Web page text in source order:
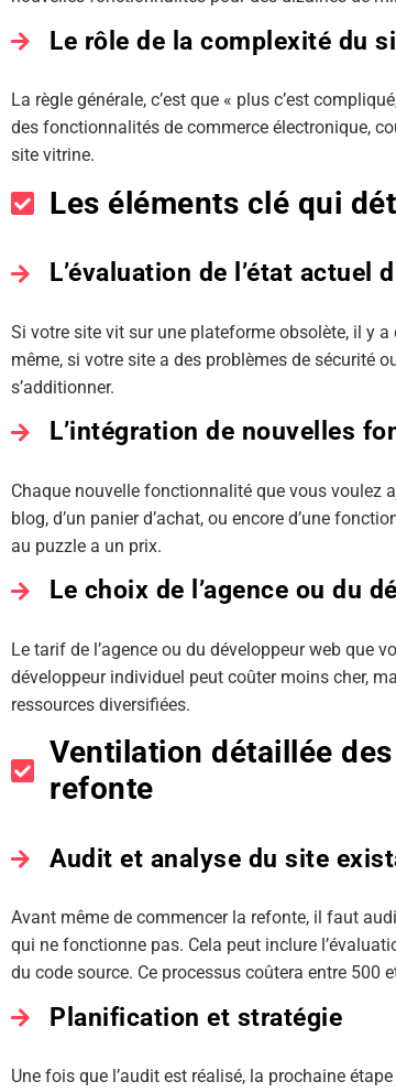
Le rôle de la complexité du
La règle générale, c’est que « plus c’est
des fonctionnalités de commerce électronique,
site vitrine.
Les éléments clé qui
L’évaluation de l’état actuel
Si votre site vit sur une plateforme obsolète, il y
même, si votre site a des problèmes de sécurité
s’additionner.
L’intégration de nouvelles
Chaque nouvelle fonctionnalité que vous voulez
blog, d’un panier d’achat, ou encore d’une
au puzzle a un prix.
Le choix de l’agence ou du
Le tarif de l’agence ou du développeur web que
développeur individuel peut coûter moins cher,
ressources diversifiées.
Ventilation détaillée
refonte
Audit et analyse du site
Avant même de commencer la refonte, il faut
qui ne fonctionne pas. Cela peut inclure
du code source. Ce processus coûtera entre 500
Planification et stratégie
Une fois que l’audit est réalisé, la prochaine